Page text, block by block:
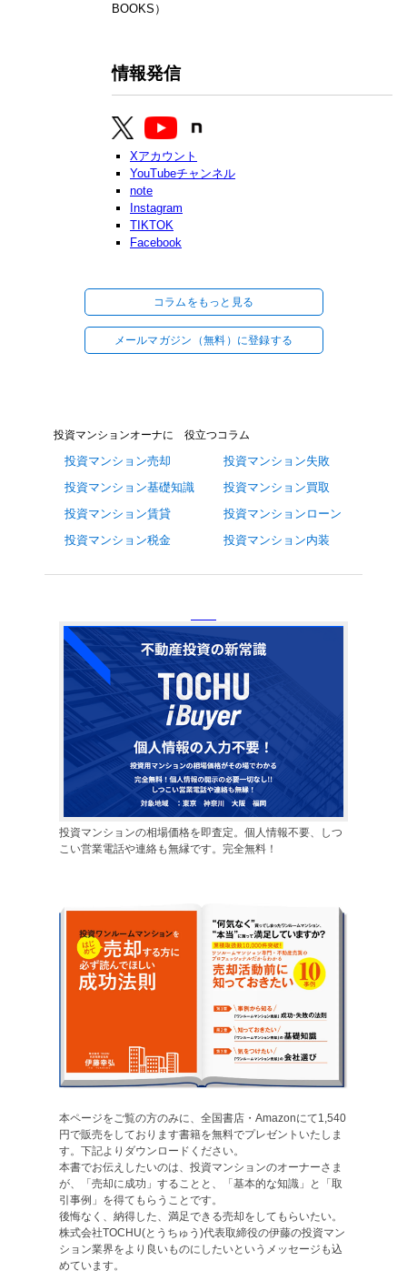
BOOKS）
情報発信
Xアカウント
YouTubeチャンネル
note
Instagram
TIKTOK
Facebook
コラムをもっと見る
メールマガジン（無料）に登録する
投資マンションオーナに 役立つコラム
投資マンション売却
投資マンション基礎知識
投資マンション賃貸
投資マンション税金
投資マンション失敗
投資マンション買取
投資マンションローン
投資マンション内装
投資マンションの相場価格を即査定。個人情報不要、しつ
こい営業電話や連絡も無縁です。完全無料！
本ページをご覧の方のみに、全国書店・Amazonにて1,540
円で販売をしております書籍を無料でプレゼントいたしま
す。下記よりダウンロードください。
本書でお伝えしたいのは、投資マンションのオーナーさま
が、「売却に成功」することと、「基本的な知識」と「取
引事例」を得てもらうことです。
後悔なく、納得した、満足できる売却をしてもらいたい。
株式会社TOCHU(とうちゅう)代表取締役の伊藤の投資マン
ション業界をより良いものにしたいというメッセージも込
めています。